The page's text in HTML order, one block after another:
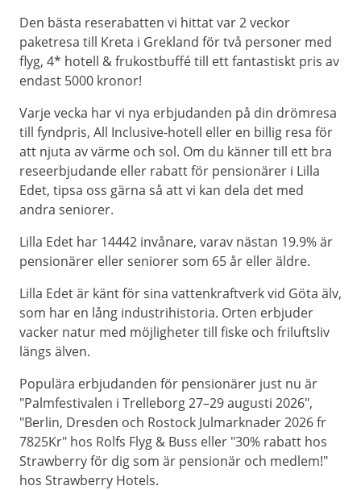
Den bästa reserabatten vi hittat var 2 veckor
paketresa till Kreta i Grekland för två personer med
flyg, 4* hotell & frukostbuffé till ett fantastiskt pris av
endast 5000 kronor!
Varje vecka har vi nya erbjudanden på din drömresa
till fyndpris, All Inclusive-hotell eller en billig resa för
att njuta av värme och sol. Om du känner till ett bra
reseerbjudande eller rabatt för pensionärer i Lilla
Edet, tipsa oss gärna så att vi kan dela det med
andra seniorer.
Lilla Edet har 14442 invånare, varav nästan 19.9% är
pensionärer eller seniorer som 65 år eller äldre.
Lilla Edet är känt för sina vattenkraftverk vid Göta älv,
som har en lång industrihistoria. Orten erbjuder
vacker natur med möjligheter till fiske och friluftsliv
längs älven.
Populära erbjudanden för pensionärer just nu är
"Palmfestivalen i Trelleborg 27–29 augusti 2026",
"Berlin, Dresden och Rostock Julmarknader 2026 fr
7825Kr" hos Rolfs Flyg & Buss eller "30% rabatt hos
Strawberry för dig som är pensionär och medlem!"
hos Strawberry Hotels.